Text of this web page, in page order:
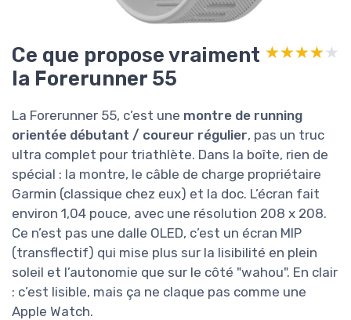
Ce que propose vraiment
la Forerunner 55
★★★★★
★★★★★
La Forerunner 55, c’est une montre de running
orientée débutant / coureur régulier, pas un truc
ultra complet pour triathlète. Dans la boîte, rien de
spécial : la montre, le câble de charge propriétaire
Garmin (classique chez eux) et la doc. L’écran fait
environ 1,04 pouce, avec une résolution 208 x 208.
Ce n’est pas une dalle OLED, c’est un écran MIP
(transflectif) qui mise plus sur la lisibilité en plein
soleil et l’autonomie que sur le côté "wahou". En clair
: c’est lisible, mais ça ne claque pas comme une
Apple Watch.